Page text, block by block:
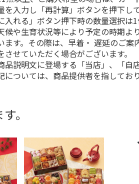
を入力し「再計算」ボタンを押下し
入れる」ボタン押下時の数量選択は1
候や生育状況等により予定の時期よ
ます。その際は、早着・ 遅延のご
させていただく場合がございます。
品説明文に登場する「当店」、「自
については、商品提供者を指しており
。